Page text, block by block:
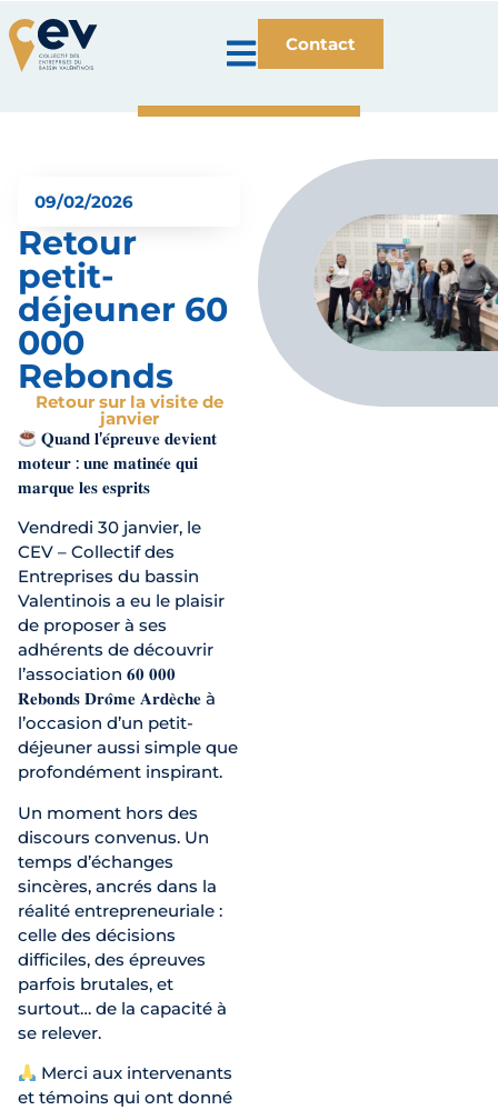
Contact
09/02/2026
Retour
petit-
déjeuner 60
000
Rebonds
Retour sur la visite de
janvier
𝐐𝐮𝐚𝐧𝐝 𝐥’𝐞́𝐩𝐫𝐞𝐮𝐯𝐞 𝐝𝐞𝐯𝐢𝐞𝐧𝐭
𝐦𝐨𝐭𝐞𝐮𝐫 : 𝐮𝐧𝐞 𝐦𝐚𝐭𝐢𝐧𝐞́𝐞 𝐪𝐮𝐢
𝐦𝐚𝐫𝐪𝐮𝐞 𝐥𝐞𝐬 𝐞𝐬𝐩𝐫𝐢𝐭𝐬
Vendredi 30 janvier, le
CEV – Collectif des
Entreprises du bassin
Valentinois a eu le plaisir
de proposer à ses
adhérents de découvrir
l’association 𝟔𝟎 𝟎𝟎𝟎
𝐑𝐞𝐛𝐨𝐧𝐝𝐬 𝐃𝐫𝐨̂𝐦𝐞 𝐀𝐫𝐝𝐞̀𝐜𝐡𝐞 à
l’occasion d’un petit-
déjeuner aussi simple que
profondément inspirant.
Un moment hors des
discours convenus. Un
temps d’échanges
sincères, ancrés dans la
réalité entrepreneuriale :
celle des décisions
difficiles, des épreuves
parfois brutales, et
surtout… de la capacité à
se relever.
Merci aux intervenants
et témoins qui ont donné